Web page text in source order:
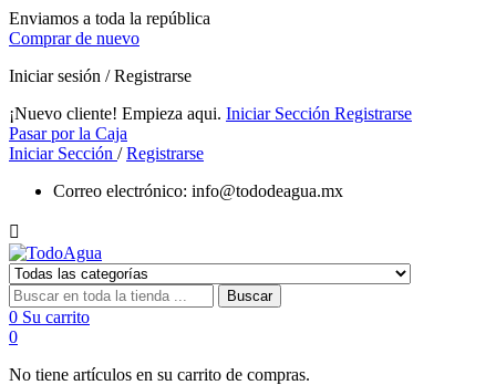
Enviamos a toda la república
Comprar de nuevo
Iniciar sesión / Registrarse
¡Nuevo cliente! Empieza aqui. Iniciar Sección Registrarse
Pasar por la Caja
Iniciar Sección /Registrarse
Correo electrónico: info@tododeagua.mx

Buscar
0 Su carrito
0
No tiene artículos en su carrito de compras.